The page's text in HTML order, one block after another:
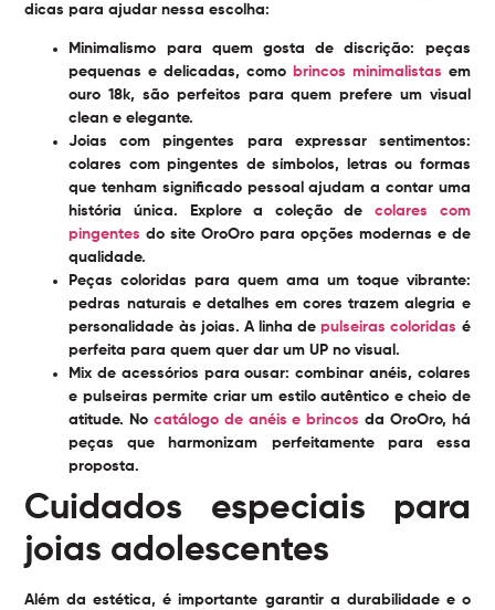
dicas para ajudar nessa escolha:
Minimalismo para quem gosta de discrição:
peças
pequenas e delicadas, como brincos minimalistas em
ouro 18k, são perfeitos para quem prefere um visual
clean e elegante.
Joias com pingentes para expressar sentimentos:
colares com pingentes de símbolos, letras ou formas
que tenham significado pessoal ajudam a contar uma
história única. Explore a coleção decolares com
pingentes do site OroOro para opções modernas e de
qualidade.
Peças coloridas para quem ama um toque vibrante:
pedras naturais e detalhes em cores trazem alegria e
personalidade às joias. A linha depulseiras coloridas é
perfeita para quem quer dar um UP no visual.
Mix de acessórios para ousar: combinar anéis, colares
e pulseiras permite criar um estilo autêntico e cheio de
atitude. No catálogo de anéis e brincos da OroOro, há
peças que harmonizam perfeitamente para essa
proposta.
Cuidados especiais para
joias adolescentes
Além da estética, é importante garantir a durabilidade e o